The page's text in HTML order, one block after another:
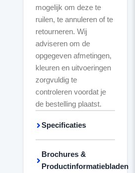
mogelijk om deze te
ruilen, te annuleren of te
retourneren. Wij
adviseren om de
opgegeven afmetingen,
kleuren en uitvoeringen
zorgvuldig te
controleren voordat je
de bestelling plaatst.
Specificaties
Brochures &
Productinformatiebladen